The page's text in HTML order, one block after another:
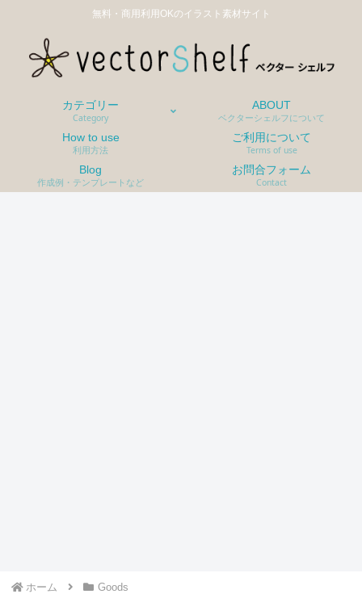
無料・商用利用OKのイラスト素材サイト
カテゴリー
Category
ABOUT
ベクターシェルフについて
How to use
利用方法
ご利用について
Terms of use
Blog
作成例・テンプレートなど
お問合フォーム
Contact
ホーム Goods